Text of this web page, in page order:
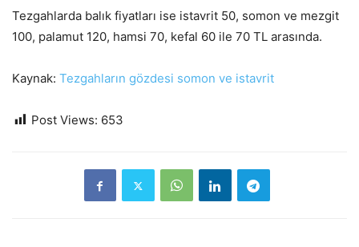
Tezgahlarda balık fiyatları ise istavrit 50, somon ve mezgit
100, palamut 120, hamsi 70, kefal 60 ile 70 TL arasında.
Kaynak: Tezgahların gözdesi somon ve istavrit
Post Views: 653